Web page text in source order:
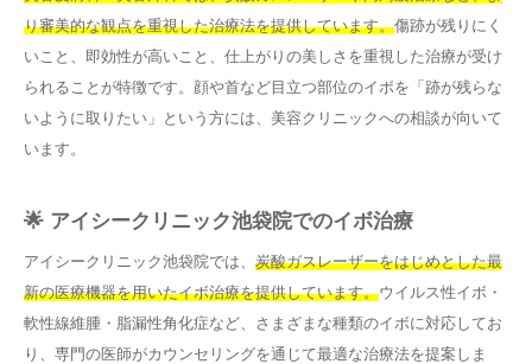
り審美的な観点を重視した治療法を提供しています。傷跡が残りにく
いこと、即効性が高いこと、仕上がりの美しさを重視した治療が受け
られることが特徴です。顔や首など目立つ部位のイボを「跡が残らな
いように取りたい」という方には、美容クリニックへの相談が向いて
います。
🌟 アイシークリニック池袋院でのイボ治療
アイシークリニック池袋院では、 炭酸ガスレーザーをはじめとした最
新の医療機器を用いたイボ治療を提供しています。ウイルス性イボ・
軟性線維腫・脂漏性角化症など、さまざまな種類のイボに対応してお
り、専門の医師がカウンセリングを通じて最適な治療法を提案しま